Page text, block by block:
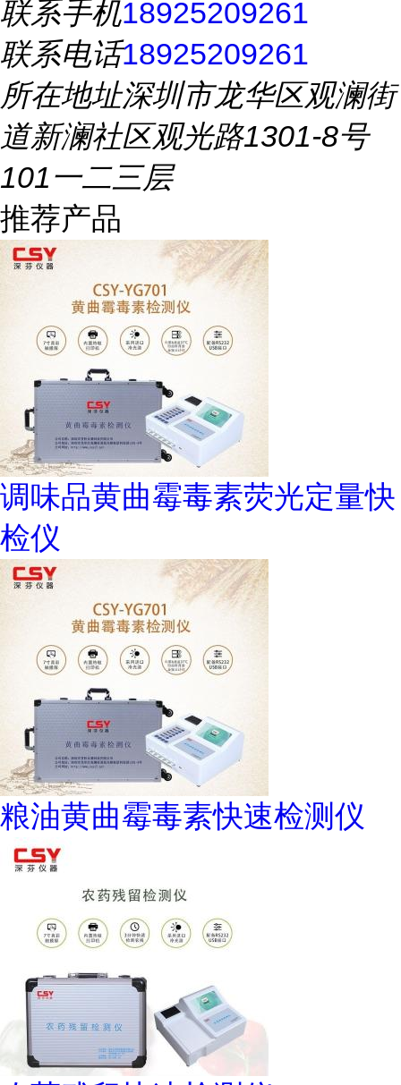
联系手机18925209261
联系电话18925209261
所在地址深圳市龙华区观澜街
道新澜社区观光路1301-8号
101一二三层
推荐产品
调味品黄曲霉毒素荧光定量快
检仪
粮油黄曲霉毒素快速检测仪